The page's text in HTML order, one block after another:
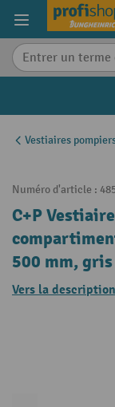
content
Vestiaires
Numéro d'article :
C+P
500 mm,
Vers la